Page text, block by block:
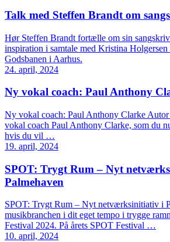
Talk med Steffen Brandt om
Hør Steffen Brandt fortælle om sin
inspiration i samtale med Kristina
Godsbanen i Aarhus.
24. april, 2024
Ny vokal coach: Paul Anthony
Ny vokal coach: Paul Anthony Clarke
vokal coach Paul Anthony Clarke, som du
hvis du vil …
19. april, 2024
SPOT: Trygt Rum – Nyt
Palmehaven
SPOT: Trygt Rum – Nyt netværksinitiativ i
musikbranchen i dit eget tempo i trygge
Festival 2024. På årets SPOT Festival …
10. april, 2024